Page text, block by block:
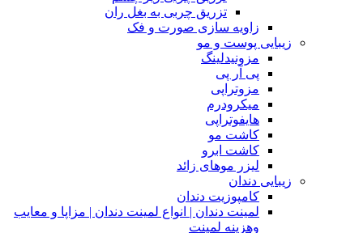
تزریق چربی به بغل ران
زاویه سازی صورت و فک
زیبایی پوست و مو
مزونیدلینگ
پی آر پی
مزوتراپی
میکرودرم
هایفوتراپی
کاشت مو
کاشت ابرو
لیزر موهای زائد
زیبایی دندان
کامپوزیت دندان
لمینت دندان | انواع لمینت دندان | مزاپا و معایب
وهزینه لمینت